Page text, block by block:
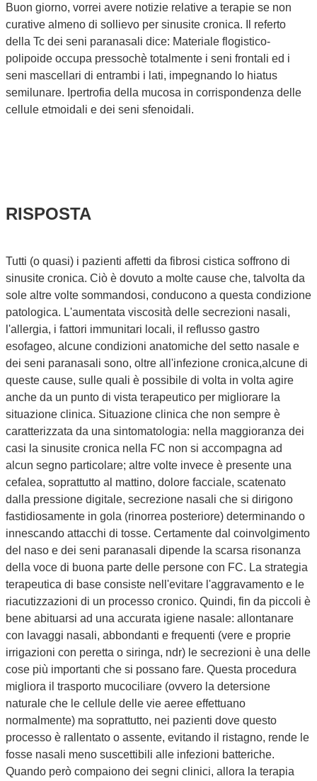
Buon giorno, vorrei avere notizie relative a terapie se non
curative almeno di sollievo per sinusite cronica. Il referto
della Tc dei seni paranasali dice: Materiale flogistico-
polipoide occupa pressochè totalmente i seni frontali ed i
seni mascellari di entrambi i lati, impegnando lo hiatus
semilunare. Ipertrofia della mucosa in corrispondenza delle
cellule etmoidali e dei seni sfenoidali.
RISPOSTA
Tutti (o quasi) i pazienti affetti da fibrosi cistica soffrono di
sinusite cronica. Ciò è dovuto a molte cause che, talvolta da
sole altre volte sommandosi, conducono a questa condizione
patologica. L'aumentata viscosità delle secrezioni nasali,
l'allergia, i fattori immunitari locali, il reflusso gastro
esofageo, alcune condizioni anatomiche del setto nasale e
dei seni paranasali sono, oltre all'infezione cronica,alcune di
queste cause, sulle quali è possibile di volta in volta agire
anche da un punto di vista terapeutico per migliorare la
situazione clinica. Situazione clinica che non sempre è
caratterizzata da una sintomatologia: nella maggioranza dei
casi la sinusite cronica nella FC non si accompagna ad
alcun segno particolare; altre volte invece è presente una
cefalea, soprattutto al mattino, dolore facciale, scatenato
dalla pressione digitale, secrezione nasali che si dirigono
fastidiosamente in gola (rinorrea posteriore) determinando o
innescando attacchi di tosse. Certamente dal coinvolgimento
del naso e dei seni paranasali dipende la scarsa risonanza
della voce di buona parte delle persone con FC. La strategia
terapeutica di base consiste nell'evitare l'aggravamento e le
riacutizzazioni di un processo cronico. Quindi, fin da piccoli è
bene abituarsi ad una accurata igiene nasale: allontanare
con lavaggi nasali, abbondanti e frequenti (vere e proprie
irrigazioni con peretta o siringa, ndr) le secrezioni è una delle
cose più importanti che si possano fare. Questa procedura
migliora il trasporto mucociliare (ovvero la detersione
naturale che le cellule delle vie aeree effettuano
normalmente) ma soprattutto, nei pazienti dove questo
processo è rallentato o assente, evitando il ristagno, rende le
fosse nasali meno suscettibili alle infezioni batteriche.
Quando però compaiono dei segni clinici, allora la terapia